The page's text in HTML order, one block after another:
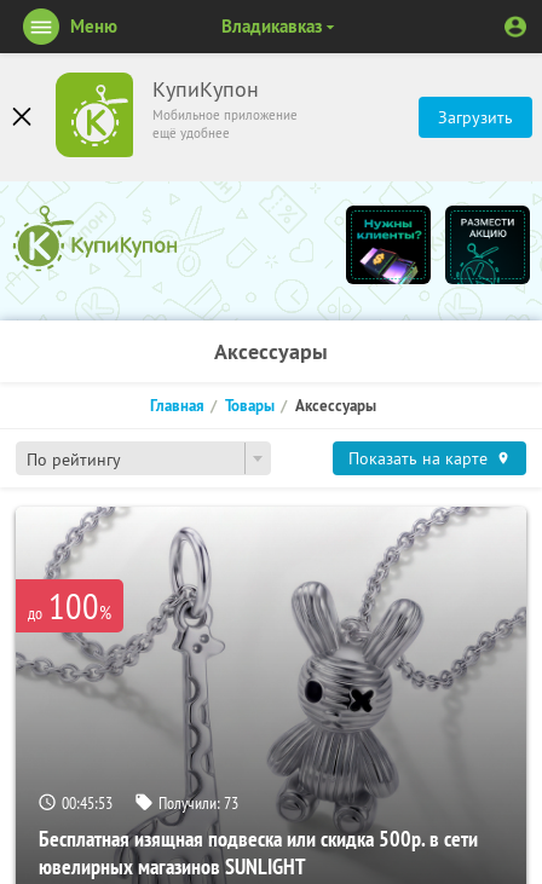
КупиКупон
Мобильное приложение
ещё удобнее
Загрузить
Меню Владикавказ
Аксессуары
По рейтингу
Главная Товары Аксессуары
Показать на карте
до 100%
00:45:53 Получили:73
Бесплатная изящная подвеска или скидка 500р. в сети
ювелирных магазинов SUNLIGHT